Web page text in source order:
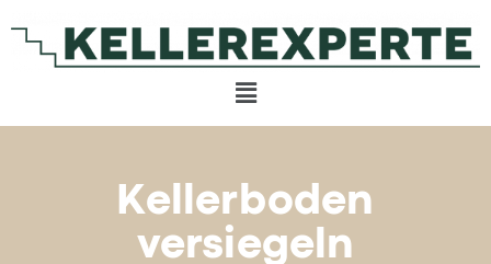
Kellerboden
versiegeln